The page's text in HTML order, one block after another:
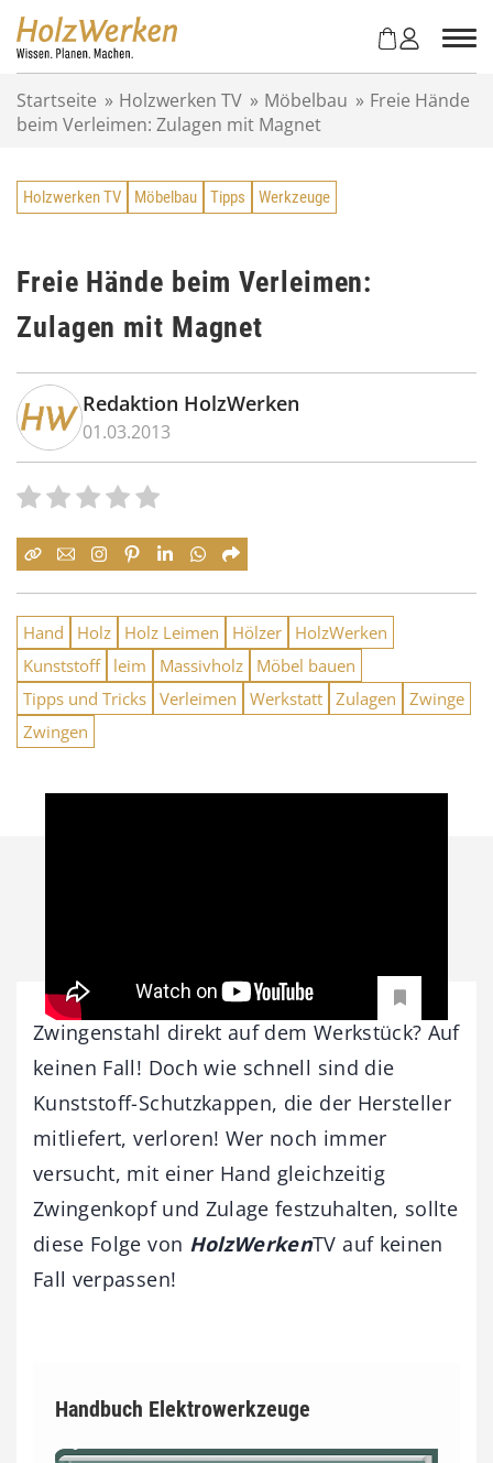
Startseite » Holzwerken TV » Möbelbau » Freie Hände
beim Verleimen: Zulagen mit Magnet
Holzwerken TV Möbelbau Tipps Werkzeuge
Freie Hände beim Verleimen:
Zulagen mit Magnet
Redaktion HolzWerken
01.03.2013
Hand Holz Holz Leimen Hölzer
HolzWerken
Kunststoff
leim Massivholz
Möbel bauen
Tipps und Tricks Verleimen Werkstatt Zulagen
Zwinge
Zwingen
Zwingenstahl direkt auf dem Werkstück? Auf
keinen Fall! Doch wie schnell sind die
Kunststoff-Schutzkappen, die der Hersteller
mitliefert, verloren! Wer noch immer
versucht, mit einer Hand gleichzeitig
Zwingenkopf und Zulage festzuhalten, sollte
diese Folge von HolzWerkenTV auf keinen
Fall verpassen!
Handbuch Elektrowerkzeuge